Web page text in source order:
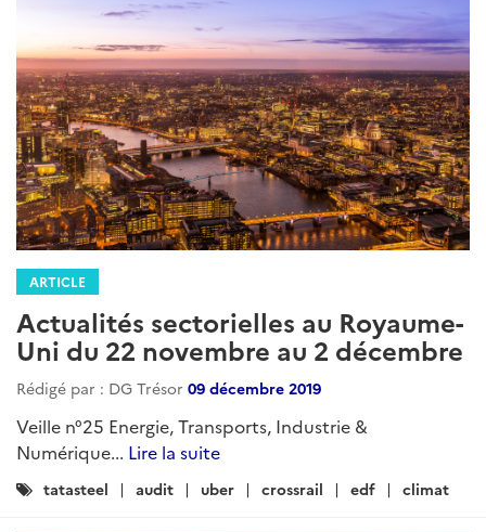
ARTICLE
Actualités sectorielles au Royaume-
Uni du 22 novembre au 2 décembre
Rédigé par : DG Trésor 09 décembre 2019
Veille n°25 Energie, Transports, Industrie &
Numérique... Lire la suite
Catégories
tatasteel audit uber crossrail edf climat